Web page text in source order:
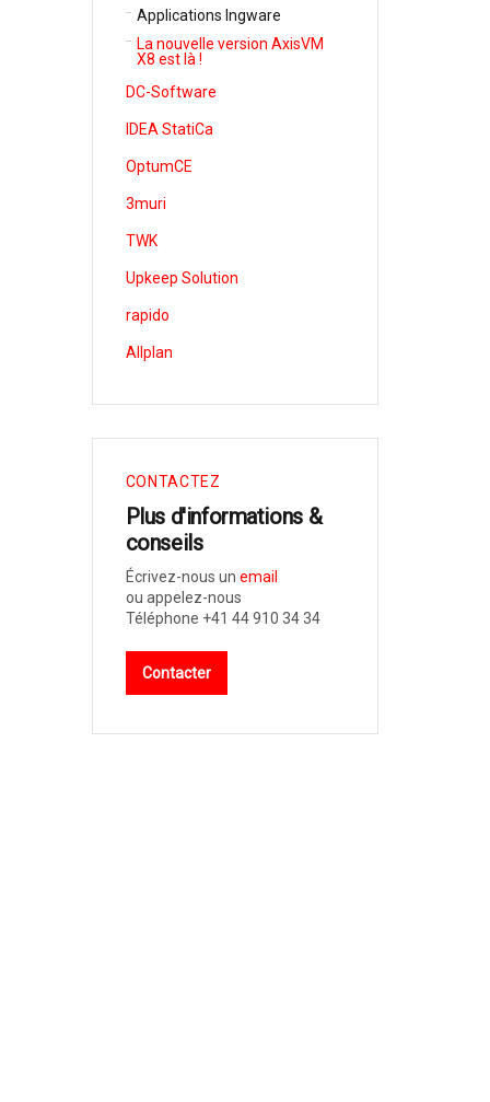
Applications Ingware
La nouvelle version AxisVM
X8 est là !
DC-Software
IDEA StatiCa
OptumCE
3muri
TWK
Upkeep Solution
rapido
Allplan
CONTACTEZ
Plus d'informations &
conseils
Écrivez-nous un email
ou appelez-nous
Téléphone +41 44 910 34 34
Contacter